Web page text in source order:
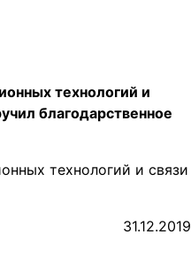
технологий и
благодарственное
технологий и связи
31.12.2019